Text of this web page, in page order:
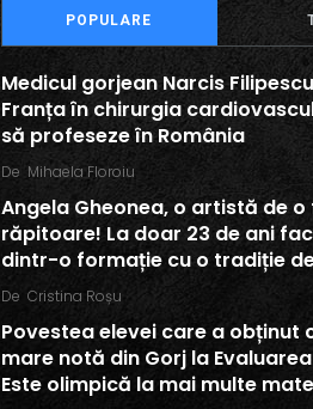
POPULARE
Medicul gorjean Narcis
Franța în chirurgia
să profeseze în România
De Mihaela Floroiu
Angela Gheonea, o artistă de
răpitoare! La doar 23 de ani
dintr-o formație cu o tradiție
De Cristina Roșu
Povestea elevei care a obținut
mare notă din Gorj la
Este olimpică la mai multe